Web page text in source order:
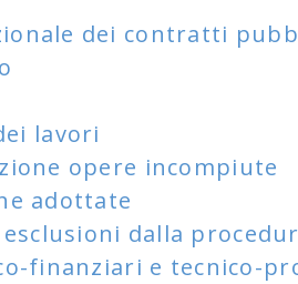
dei contratti
lavori
opere incompiute
adottate
dalla
finanziari e tecnico-